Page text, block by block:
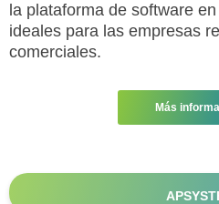
la plataforma de software
ideales para las empresas
comerciales.
Más